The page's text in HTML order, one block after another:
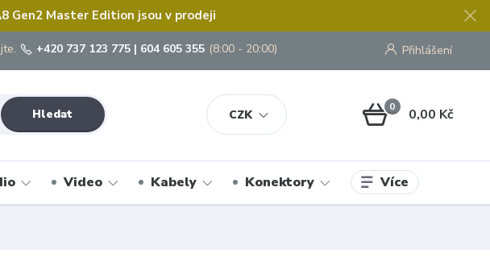
Gen2 Master Edition jsou v prodeji
CZK
Přihlášení
Hledat
+420 737 123 775 | 604 605 355 (8:00 - 20:00)
0 0,00 Kč
Video Kabely Konektory Více